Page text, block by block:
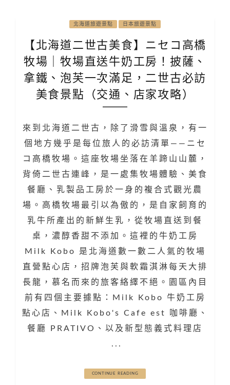
北海道旅遊景點 日本旅遊景點
【北海道二世古美食】ニセコ高橋
牧場｜牧場直送牛奶工房！披薩、
拿鐵、泡芙一次滿足，二世古必訪
美食景點（交通、店家攻略）
來到北海道二世古，除了滑雪與溫泉，有一
個地方幾乎是每位旅人的必訪清單——ニセ
コ高橋牧場。這座牧場坐落在羊蹄山山麓，
背倚二世古連峰，是一處集牧場體驗、美食
餐廳、乳製品工房於一身的複合式觀光農
場。高橋牧場最引以為傲的，是自家飼育的
乳牛所產出的新鮮生乳，從牧場直送到餐
桌，濃醇香甜不添加。這裡的牛奶工房
Milk Kobo 是北海道數一數二人氣的牧場
直營點心店，招牌泡芙與軟霜淇淋每天大排
長龍，慕名而來的旅客絡繹不絕。園區內目
前有四個主要據點：Milk Kobo 牛奶工房
點心店、Milk Kobo's Cafe est 咖啡廳、
餐廳 PRATIVO、以及新型態義式料理店
...
CONTINUE READING